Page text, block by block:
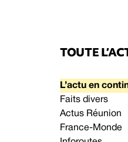
TOUTE
L’actu en
Faits divers
Actus Réunion
France-Monde